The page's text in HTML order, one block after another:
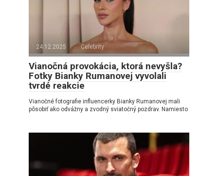
24.12.2025 Celebrity
Vianočná provokácia, ktorá nevyšla?
Fotky Bianky Rumanovej vyvolali
tvrdé reakcie
Vianočné fotografie influencerky Bianky Rumanovej mali
pôsobiť ako odvážny a zvodný sviatočný pozdrav. Namiesto